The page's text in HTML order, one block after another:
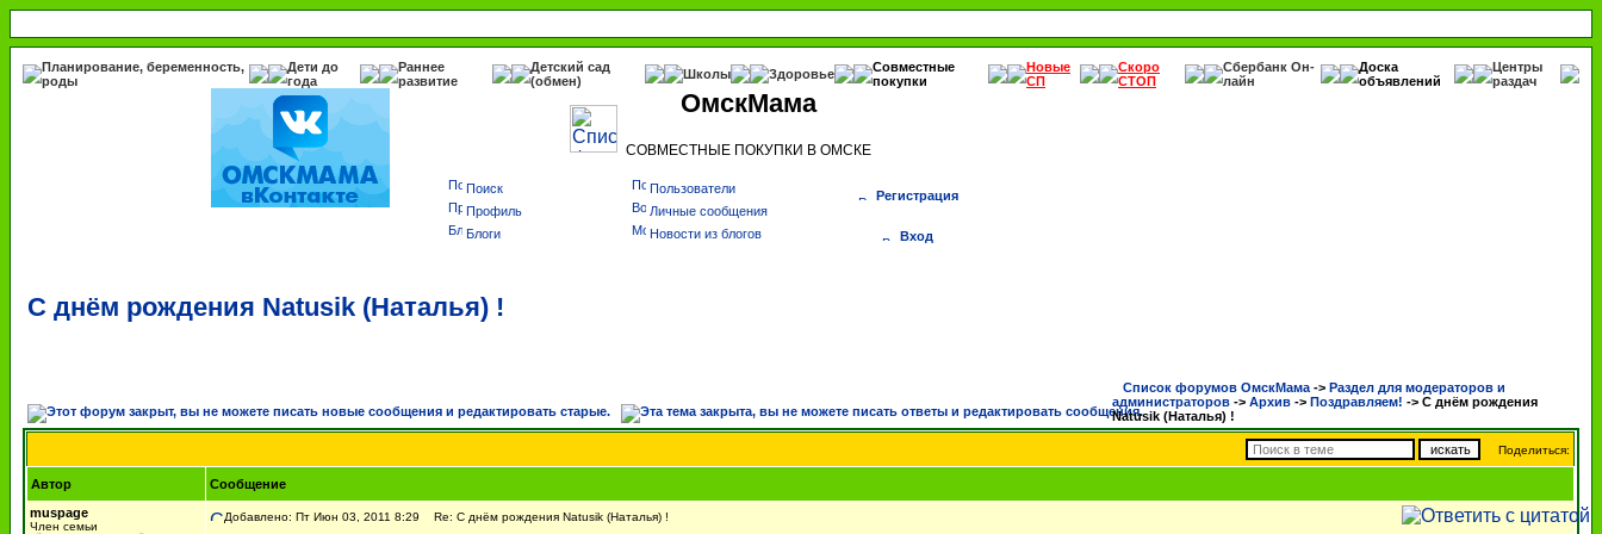
Планирование, беременность,
роды
Дети до
года
Раннее
развитие
Детский сад
(обмен)
Школы Здоровье
Совместные
покупки
Новые
СП
Скоро
СТОП
Сбербанк Он-
лайн
Доска
объявлений
Центры
раздач
ОмскМама
СОВМЕСТНЫЕ ПОКУПКИ В ОМСКЕ
Поиск
Пользователи
Профиль
Личные сообщения
Блоги
Новости из блогов
Регистрация
Вход
С днём рождения Natusik (Наталья) !
Список форумов ОмскМама -> Раздел для модераторов и
администраторов -> Архив -> Поздравляем! -> С днём рождения
Natusik (Наталья) !
Поделиться:
Автор
Сообщение
muspage
Член семьи
Добавлено: Пт Июн 03, 2011 8:29 Re: С днём рождения Natusik (Наталья) !